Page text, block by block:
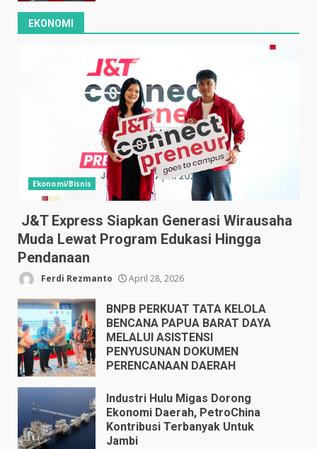
EKONOMI
Ekonomi/Bisnis
J&T Express Siapkan Generasi Wirausaha
Muda Lewat Program Edukasi Hingga
Pendanaan
Ferdi Rezmanto April 28, 2026
BNPB PERKUAT TATA KELOLA
BENCANA PAPUA BARAT DAYA
MELALUI ASISTENSI
PENYUSUNAN DOKUMEN
PERENCANAAN DAERAH
Industri Hulu Migas Dorong
Ekonomi Daerah, PetroChina
Kontribusi Terbanyak Untuk
Jambi